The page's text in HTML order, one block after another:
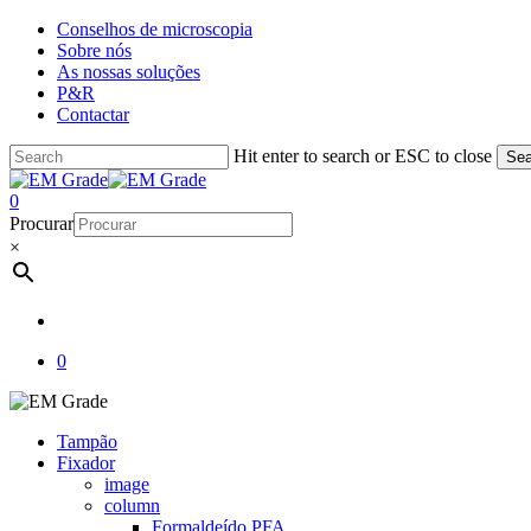
Skip
main
content
Conselhos de microscopia
Sobre nós
As nossas soluções
P&R
Contactar
Hit enter to search or ESC to close
Close
Search
account
0
Menu
Procurar
×
0
Tampão
Fixador
image
column
Formaldeído PFA